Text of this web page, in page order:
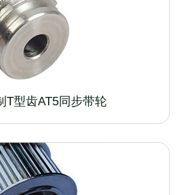
T型齿AT5同步带轮